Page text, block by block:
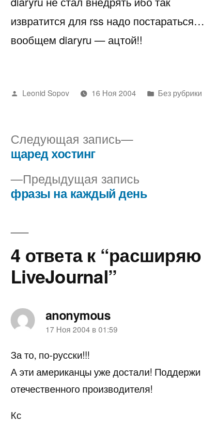
извратится для rss надо постараться…
вообщем diaryru — ацтой!!
Написано
Leonid Sopov 16 Ноя 2004
Написано
Без рубрики
Навигация
по
записям
Предыдущая запись
запись:
фразы на каждый день
Следующая запись
Следующая
щаред хостинг
4 ответа к “расширяю
LiveJournal”
anonymous
пишет:
17 Ноя 2004 в 01:59
За то, по-русски!!!
А эти американцы уже достали! Поддержи
отечественного производителя!
Кс